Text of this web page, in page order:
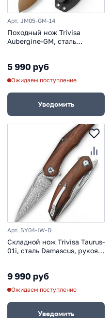
Арт. JM05-GM-14
Походный нож Trivisa
Aubergine-GM, сталь
5 990 руб
Ожидаем поступление
Уведомить
Арт. SY04-IW-D
Складной нож Trivisa Taurus-
01i, сталь Damascus, рукоять
9 990 руб
Ожидаем поступление
Уведомить